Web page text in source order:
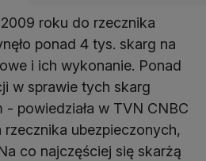
roku do rzecznika
ponad 4 tys. skarg na
i ich wykonanie. Ponad
w sprawie tych skarg
powiedziała w TVN CNBC
ubezpieczonych,
co najczęściej się skarżą